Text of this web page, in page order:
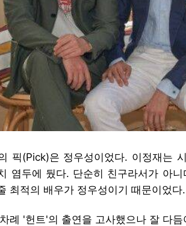
픽(Pick)은 정우성이었다. 이정재는
염두에 뒀다. 단순히 친구라서가 아
최적의 배우가 정우성이기 때문이었다.
례 '헌트'의 출연을 고사했으나 잘 다